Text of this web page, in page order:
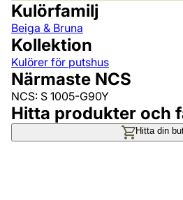
Kulörfamilj
Beiga & Bruna
Kollektion
Kulörer för putshus
Närmaste NCS
NCS: S 1005-G90Y
Hitta produkter och
Hitta din